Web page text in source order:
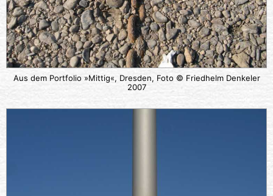
Aus dem Portfolio »Mittig«, Dresden, Foto © Friedhelm Denkeler
2007